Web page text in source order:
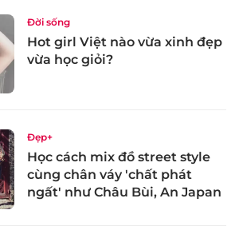
Đời sống
Hot girl Việt nào vừa xinh đẹp
vừa học giỏi?
Đẹp+
Học cách mix đồ street style
cùng chân váy 'chất phát
ngất' như Châu Bùi, An Japan